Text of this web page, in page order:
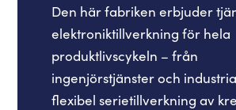
Den här fabriken erbjuder
elektroniktillverkning för hela
produktlivscykeln – från
ingenjörstjänster och
flexibel serietillverkning av